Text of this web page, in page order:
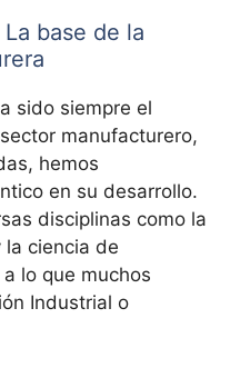
base de la
sido siempre el
manufacturero,
hemos
en su desarrollo.
disciplinas como la
la ciencia de
lo que muchos
Industrial o